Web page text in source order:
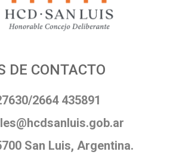
DE CONTACTO
2664 435891
San Luis, Argentina.